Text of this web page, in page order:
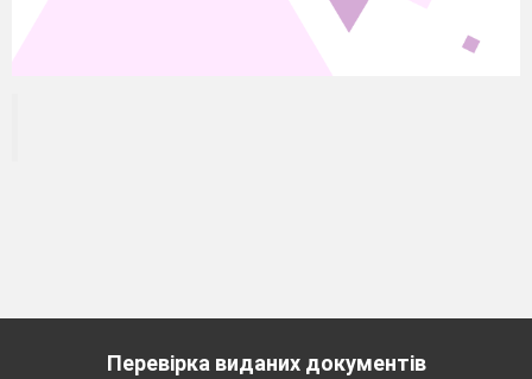
Перевірка виданих документів